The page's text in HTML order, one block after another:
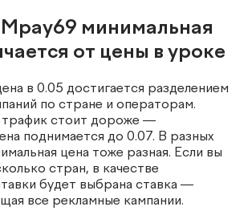
Mpay69 минимальная
от цены в уроке
в 0.05 достигается разделением
по стране и операторам.
трафик стоит дороже —
поднимается до 0.07. В разных
цена тоже разная. Если вы
стран, в качестве
будет выбрана ставка —
все рекламные кампании.